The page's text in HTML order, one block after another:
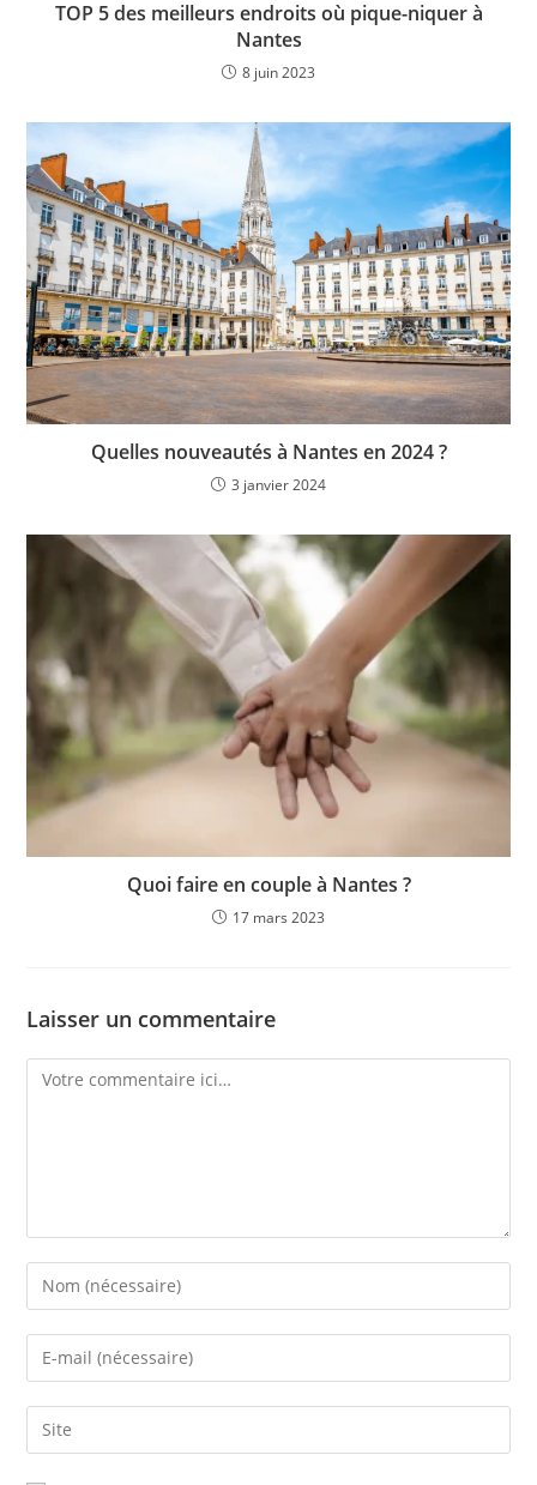
TOP 5 des meilleurs endroits où pique-niquer à
Nantes
8 juin 2023
Quelles nouveautés à Nantes en 2024 ?
3 janvier 2024
Quoi faire en couple à Nantes ?
17 mars 2023
Laisser un commentaire